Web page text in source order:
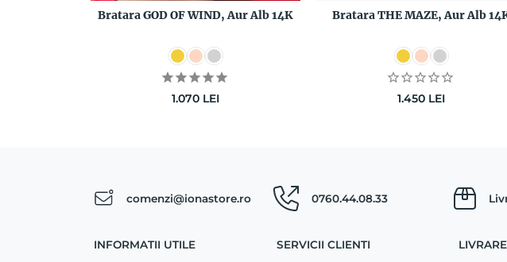
Bratara GOD OF WIND, Aur Alb 14K
1.070 LEI
Bratara THE MAZE, Aur Alb
1.450 LEI
comenzi@ionastore.ro 0760.44.08.33
INFORMATII UTILE SERVICII CLIENTI